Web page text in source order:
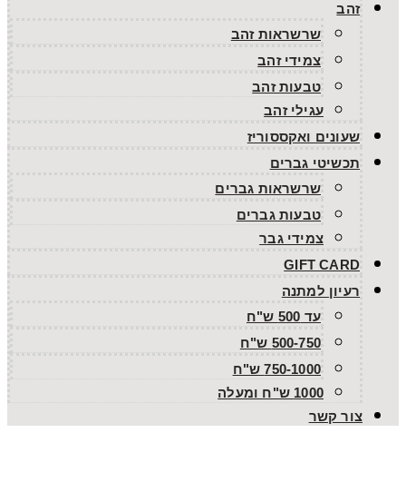
זהב
שרשראות זהב
צמידי זהב
טבעות זהב
עגילי זהב
שעונים ואקססוריז
תכשיטי גברים
שרשראות גברים
טבעות גברים
צמידי גבר
GIFT CARD
רעיון למתנה
עד 500 ש"ח
500-750 ש"ח
750-1000 ש"ח
1000 ש"ח ומעלה
צור קשר